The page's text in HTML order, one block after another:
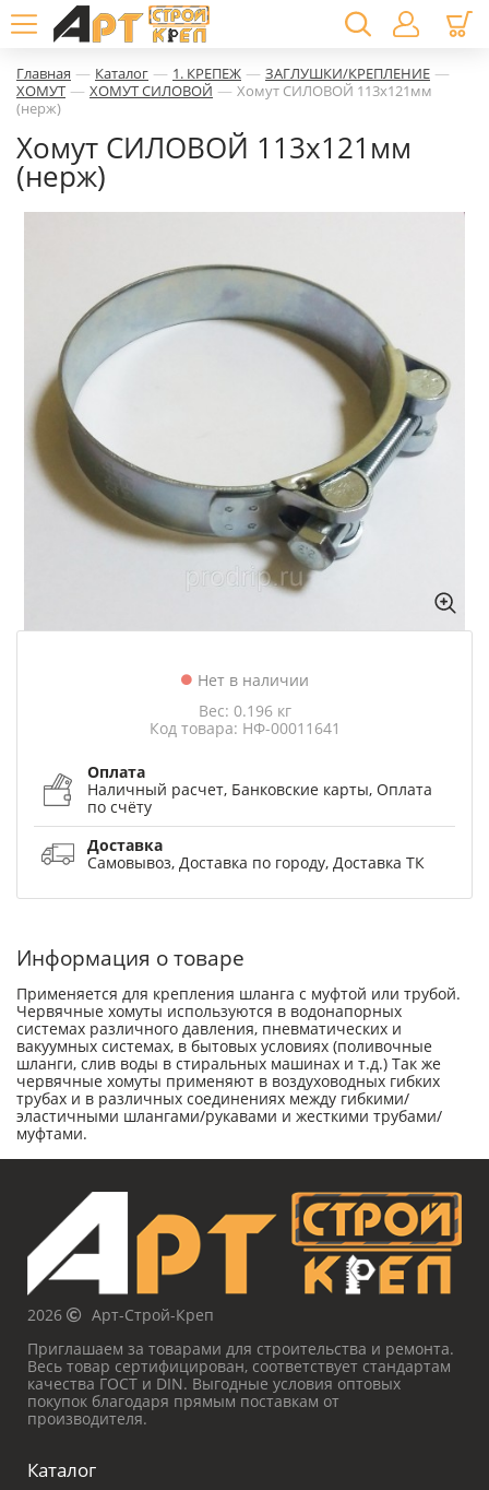
Главная — Каталог — 1. КРЕПЕЖ — ЗАГЛУШКИ/КРЕПЛЕНИЕ —
ХОМУТ — ХОМУТ СИЛОВОЙ — Хомут СИЛОВОЙ 113х121мм
(нерж)
Хомут СИЛОВОЙ 113х121мм
(нерж)
Нет в наличии
Вес: 0.196 кг
Код товара: НФ-00011641
Оплата
Наличный расчет, Банковские карты, Оплата
по счёту
Доставка
Самовывоз, Доставка по городу, Доставка ТК
Информация о товаре
Применяется для крепления шланга с муфтой или трубой.
Червячные хомуты используются в водонапорных
системах различного давления, пневматических и
вакуумных системах, в бытовых условиях (поливочные
шланги, слив воды в стиральных машинах и т.д.) Так же
червячные хомуты применяют в воздуховодных гибких
трубах и в различных соединениях между гибкими/
эластичными шлангами/рукавами и жесткими трубами/
муфтами.
2026
Арт-Строй-Креп
Приглашаем за товарами для строительства и ремонта.
Весь товар сертифицирован, соответствует стандартам
качества ГОСТ и DIN. Выгодные условия оптовых
покупок благодаря прямым поставкам от
производителя.
Каталог